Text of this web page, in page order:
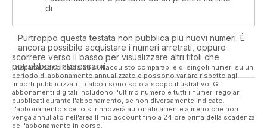
Audi, arriva una nuova Mercedes Classe A, tanto spigolosa
di
Purtroppo questa testata non pubblica più nuovi numeri. È
ancora possibile acquistare i numeri arretrati, oppure
scorrere verso il basso per visualizzare altri titoli che
potrebbero interessarvi.
I risparmi sono calcolati sull'acquisto comparabile di singoli numeri su un
periodo di abbonamento annualizzato e possono variare rispetto agli
importi pubblicizzati. I calcoli sono solo a scopo illustrativo. Gli
abbonamenti digitali includono l'ultimo numero e tutti i numeri regolari
pubblicati durante l'abbonamento, se non diversamente indicato.
L'abbonamento scelto si rinnoverà automaticamente a meno che non
venga annullato nell'area Il mio account fino a 24 ore prima della scadenza
dell'abbonamento in corso.